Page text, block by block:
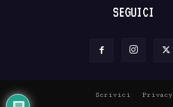
SEGUICI
Scrivici Privacy